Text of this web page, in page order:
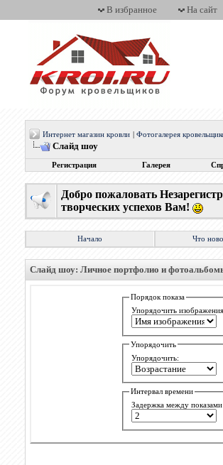
В избранное На сайт
Интернет магазин кровли Фотогалерея
Слайд шоу
Регистрация Галерея
Добро пожаловать
творческих успехов Вам!
Начало Что
Слайд шоу: Личное портфолио и
Порядок показа
Упорядочить
Упорядочить
Упорядочить:
Интервал времени
Задержка между показами